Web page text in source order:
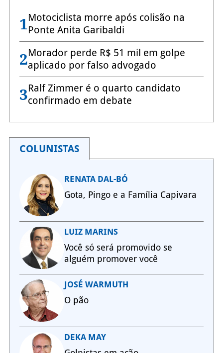
1Motociclista morre após colisão na
Ponte Anita Garibaldi
2Morador perde R$ 51 mil em golpe
aplicado por falso advogado
3Ralf Zimmer é o quarto candidato
confirmado em debate
COLUNISTAS
RENATA DAL-BÓ
Gota, Pingo e a Família Capivara
LUIZ MARINS
Você só será promovido se
alguém promover você
JOSÉ WARMUTH
O pão
DEKA MAY